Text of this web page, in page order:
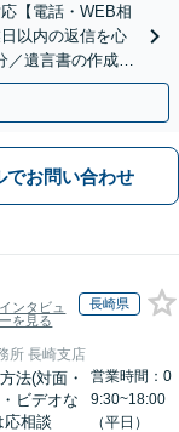
【電話・WEB相
以内の返信を心
／遺言書の作成・
あり】
でお問い合わせ
インタビュ
ーを見る
長崎県
所 長崎支店
法(対面・
ビデオな
応相談
営業時間：0
9:30~18:00
（平日）